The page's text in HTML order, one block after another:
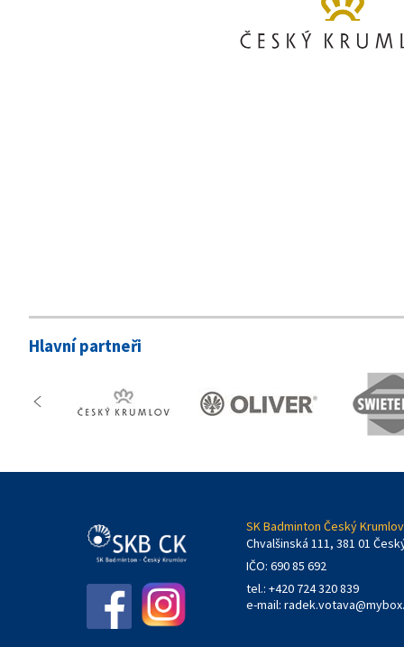
Hlavní partneři
SK Badminton Český
Chvalšinská 111, 381 01
IČO: 690 85 692
tel.: +420 724 320 839
e-mail: